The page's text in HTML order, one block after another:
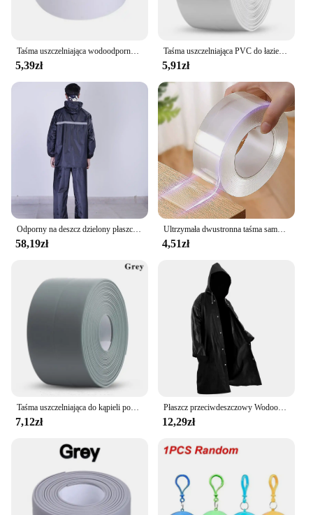
Taśma uszczelniająca wodoodporny PVC 1m/3.2m do umywalka do łazienki, prysznica, wanny i toalety-samodzielna naklejka na ścianę
5,39zł
Taśma uszczelniająca PVC do łazienki Łazienka Toaleta Kuchnia Taśma uszczelniająca Samoprzylepna wodoodporna naklejka ścienna Taśmy odporne na pleśń 1 rolka
5,91zł
Odporny na deszcz dzielony płaszcz przeciwdeszczowy do jazdy na rowerze elektrycznym Zestaw spodni przeciwdeszczowych Odzież wędkarska na całe ciało Odblaskowa wodoodporna
58,19zł
Ultrzymała dwustronna taśma samoprzylepna Monster Tape Wodoodporne naklejki ścienne do sprzętu domowego Taśmy odporne na ulepszenia domu
4,51zł
Taśma uszczelniająca do kąpieli pod prysznic paski pcv samoprzylepne wodoodporna naklejka ścienna do łazienki uszczelnienie kuchenne pasek uszczelniający zlew odporny na pleśń
7,12zł
Płaszcz przeciwdeszczowy Wodoodporny Płaszcz przeciwdeszczowy EVA dla dorosłych Płaszcz przeciwdeszczowy z kapturem Kobiety Mężczyźni Camping Outdoor Odzież przeciwdeszczowa Pokrowce na ubrania przeciwdeszczowe
12,29zł